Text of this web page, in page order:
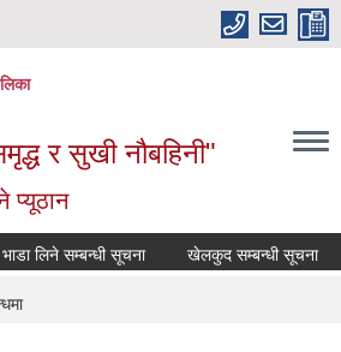
र सुखी नौबहिनी"
प्यूठान
लिने सम्बन्धी सूचना खेलकुद सम्बन्धी सूचना